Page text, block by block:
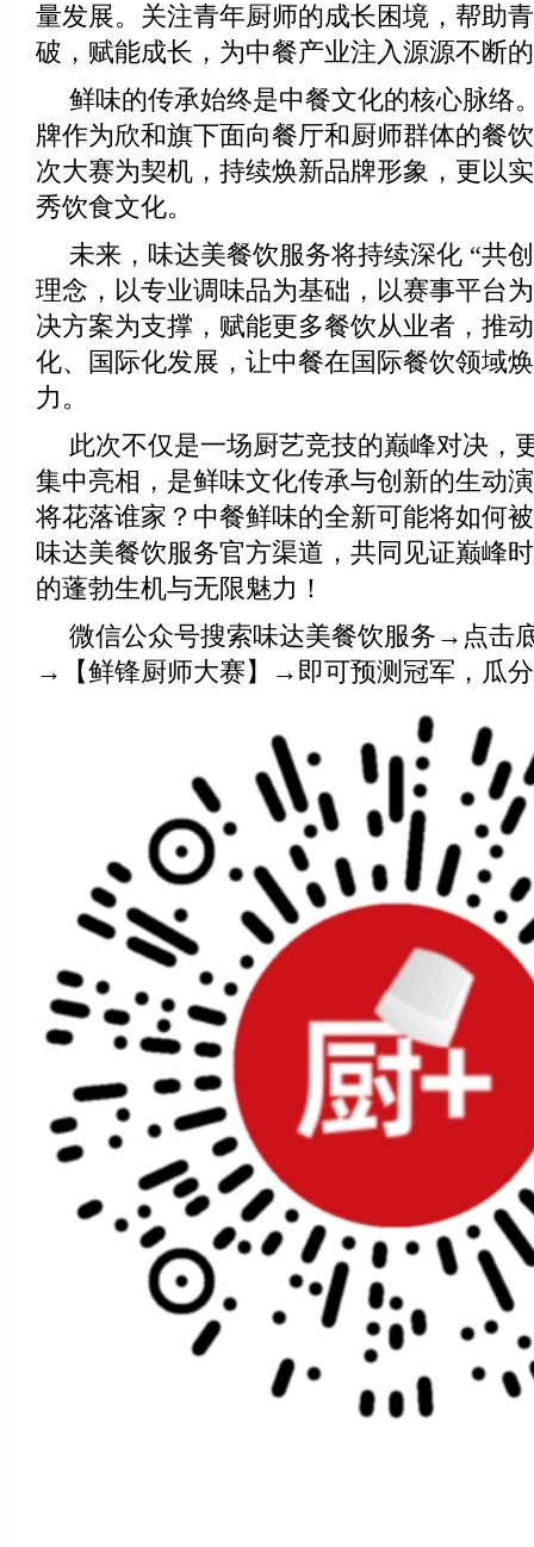
量发展。关注青年厨师的成长困境，帮助
破，赋能成长，为中餐产业注入源源不断
鲜味的传承始终是中餐文化的核心脉络
牌作为欣和旗下面向餐厅和厨师群体的餐
次大赛为契机，持续焕新品牌形象，更以
秀饮食文化。
未来，味达美餐饮服务将持续深化 “共
理念，以专业调味品为基础，以赛事平台
决方案为支撑，赋能更多餐饮从业者，推
化、国际化发展，让中餐在国际餐饮领域
力。
此次不仅是一场厨艺竞技的巅峰对决，
集中亮相，是鲜味文化传承与创新的生动
将花落谁家？中餐鲜味的全新可能将如何
味达美餐饮服务官方渠道，共同见证巅峰
的蓬勃生机与无限魅力！
微信公众号搜索味达美餐饮服务→点击
→【鲜锋厨师大赛】→即可预测冠军，瓜